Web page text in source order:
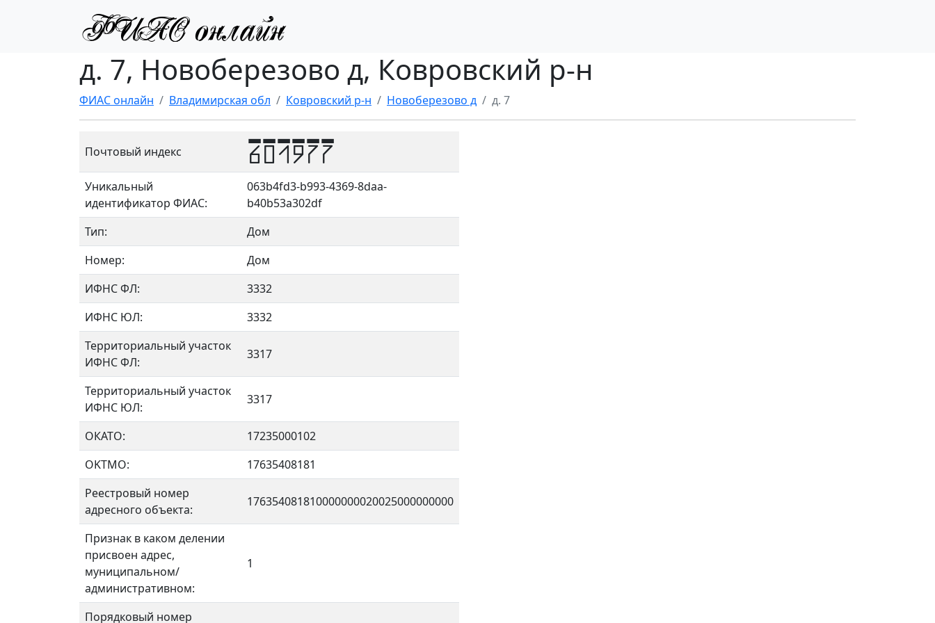
д. 7, Новоберезово д, Ковровский р-н
ФИАС онлайн Владимирская обл Ковровский р-н Новоберезово д д. 7
Почтовый индекс 601977
Уникальный
идентификатор ФИАС:
063b4fd3-b993-4369-8daa-
b40b53a302df
Тип:
Дом
Номер:
Дом
ИФНС ФЛ:
3332
ИФНС ЮЛ:
3332
Территориальный участок
ИФНС ФЛ:
3317
Территориальный участок
ИФНС ЮЛ:
3317
ОКАТО:
17235000102
OKTMO:
17635408181
Реестровый номер
адресного объекта:
176354081810000000020025000000000
Признак в каком делении
присвоен адрес,
муниципальном/
административном:
1
Порядковый номер